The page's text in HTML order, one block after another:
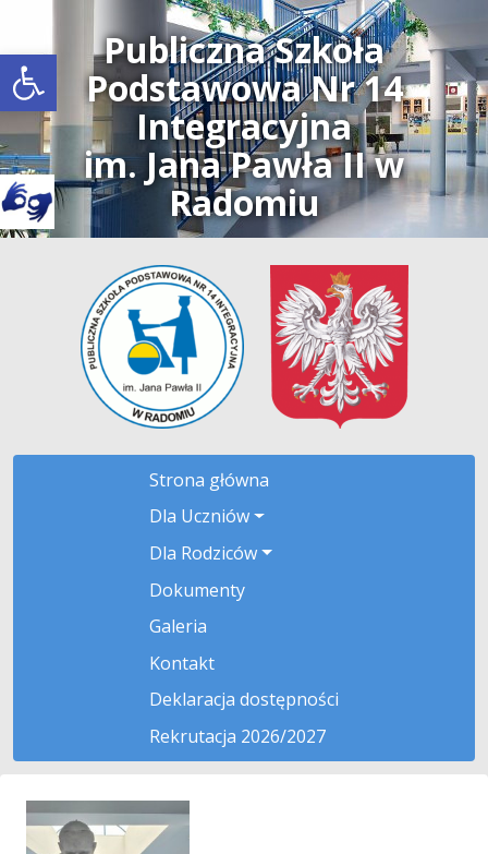
Open toolbar
Publiczna Szkoła
Podstawowa Nr 14
Integracyjna
im. Jana Pawła II w
Radomiu
Strona główna
Dla Uczniów
Dla Rodziców
Dokumenty
Galeria
Kontakt
Deklaracja dostępności
Rekrutacja 2026/2027